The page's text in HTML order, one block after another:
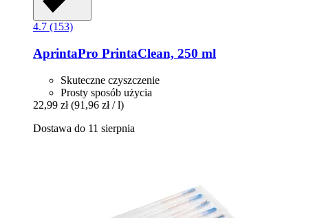
4.7 (153)
AprintaPro PrintaClean, 250 ml
Skuteczne czyszczenie
Prosty sposób użycia
22,99 zł (91,96 zł / l)
Dostawa do 11 sierpnia